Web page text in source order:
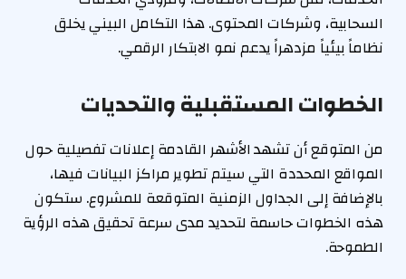
السحابية، وشركات المحتوى. هذا التكامل البيني يخلق
نظاماً بيئياً مزدهراً يدعم نمو الابتكار الرقمي.
الخطوات المستقبلية والتحديات
من المتوقع أن تشهد الأشهر القادمة إعلانات تفصيلية حول
المواقع المحددة التي سيتم تطوير مراكز البيانات فيها،
بالإضافة إلى الجداول الزمنية المتوقعة للمشروع. ستكون
هذه الخطوات حاسمة لتحديد مدى سرعة تحقيق هذه الرؤية
الطموحة.